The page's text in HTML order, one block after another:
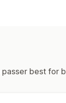
best for